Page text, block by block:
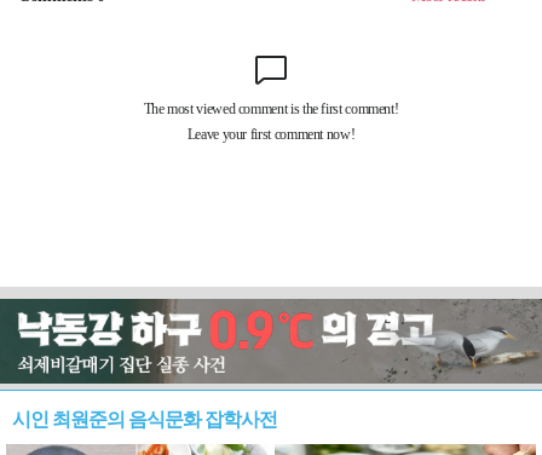
시인 최원준의 음식문화 잡학사전